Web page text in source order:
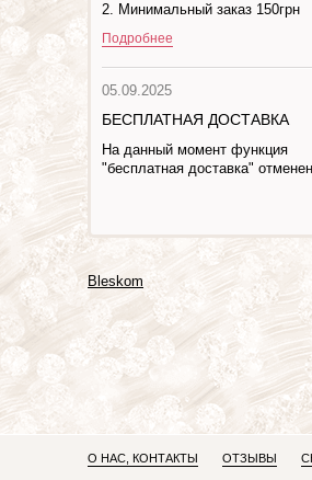
2. Минимальный заказ 150грн
Подробнее
05.09.2025
БЕСПЛАТНАЯ ДОСТАВКА
На данный момент функция
"бесплатная доставка"
Bleskom
О НАС, КОНТАКТЫ ОТЗЫВЫ